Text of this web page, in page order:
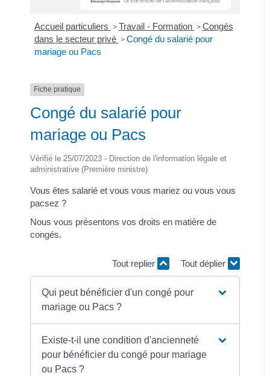
Accueil particuliers > Travail - Formation > Congés
dans le secteur privé > Congé du salarié pour
mariage ou Pacs
Fiche pratique
Congé du salarié pour
mariage ou Pacs
Vérifié le 25/07/2023 - Direction de l'information légale et
administrative (Première ministre)
Vous êtes salarié et vous vous mariez ou vous vous
pacsez ?
Nous vous présentons vos droits en matière de
congés.
Tout replier Tout déplier
Qui peut bénéficier d'un congé pour
mariage ou Pacs ?
Existe-t-il une condition d'ancienneté
pour bénéficier du congé pour mariage
ou Pacs ?